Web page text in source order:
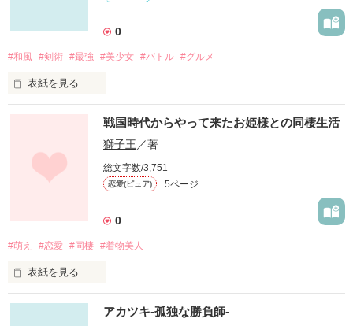
この物語は後に世界の経済を掌握し、世界を裏から支配する
る。
作品を読む
0
#和風 #剣術 #最強 #美少女 #バトル #グルメ
表紙を見る
るかも知れません。
美少女が色んな町を救ったり、どこかの大国の野望を阻止した
りする話を書く予定です。
戦国時代からやって来たお姫様との同棲生活
獅子王 ／著
総文字数/3,751
恋愛(ピュア) 5ページ
0
#萌え #恋愛 #同棲 #着物美人
表紙を見る
29歳でまともに仕事もしていない冴えない男の元に戦国時代の
お姫様がタイムスリップしてくる！
アカツキ-孤独な勝負師-